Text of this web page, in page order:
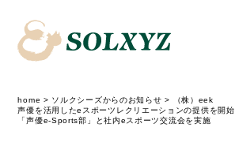
home > ソルクシーズからのお知らせ >
（株）eek
声優を活用したeスポーツレクリエーションの提供を開始
「声優e-Sports部」と社内eスポーツ交流会を実施